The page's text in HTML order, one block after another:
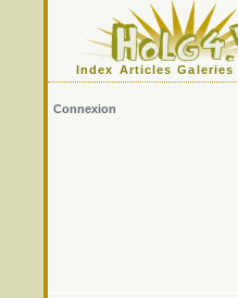
Index Articles Galeries
Connexion